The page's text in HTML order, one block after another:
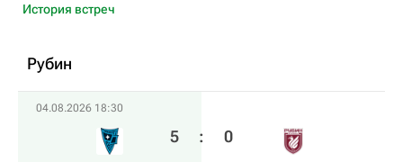
История встреч
Рубин
04.08.2026 18:30
5 : 0